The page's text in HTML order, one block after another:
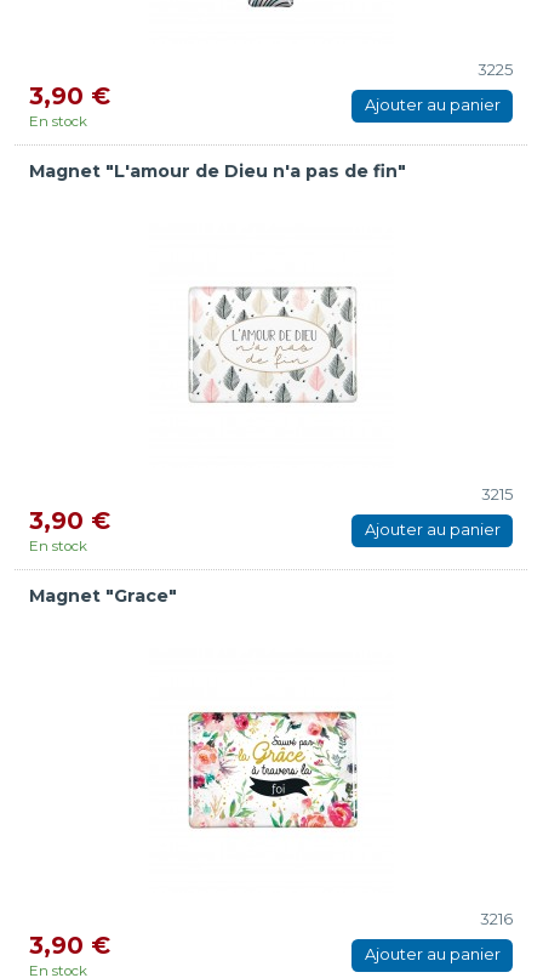
3225
3,90 €
En stock
Ajouter au panier
Magnet "L'amour de Dieu n'a pas de fin"
3215
3,90 €
En stock
Ajouter au panier
Magnet "Grace"
3216
3,90 €
En stock
Ajouter au panier